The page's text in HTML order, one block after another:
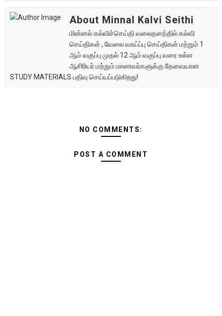
About Minnal Kalvi Seithi
மின்னல் கல்விச்செய்தி வலைதளத்தில் கல்வி
செய்திகள் , வேலை வாய்ப்பு செய்திகள் மற்றும் 1
ஆம் வகுப்பு முதல் 12 ஆம் வகுப்பு வரை உள்ள
ஆசிரியர் மற்றும் மாணவர்களுக்கு தேவையான
STUDY MATERIALS பதிவு செய்யப்படுகிறது!
NO COMMENTS:
POST A COMMENT